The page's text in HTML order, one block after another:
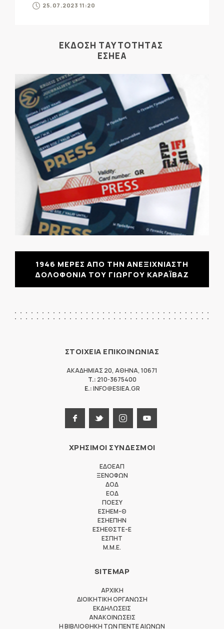
25.07.2023 11:20
ΕΚΔΟΣΗ ΤΑΥΤΟΤΗΤΑΣ
ΕΣΗΕΑ
1946 ΜΕΡΕΣ ΑΠΟ ΤΗΝ ΑΝΕΞΙΧΝΙΑΣΤΗ
ΔΟΛΟΦΟΝΙΑ ΤΟΥ ΓΙΩΡΓΟΥ ΚΑΡΑΪΒΑΖ
ΣΤΟΙΧΕΙΑ ΕΠΙΚΟΙΝΩΝΙΑΣ
ΑΚΑΔΗΜΙΑΣ 20, ΑΘΗΝΑ, 10671
T.: 210-3675400
E.:INFO@ESIEA.GR
ΧΡΗΣΙΜΟΙ ΣΥΝΔΕΣΜΟΙ
ΕΔΟΕΑΠ
ΞΕΝΟΦΩΝ
ΔΟΔ
ΕΟΔ
ΠΟΕΣΥ
ΕΣΗΕΜ-Θ
ΕΣΗΕΠΗΝ
ΕΣΗΕΘΣΤΕ-Ε
ΕΣΠΗΤ
M.M.E.
SITEMAP
ΑΡΧΙΚΗ
ΔΙΟΙΚΗΤΙΚΗ ΟΡΓΑΝΩΣΗ
ΕΚΔΗΛΩΣΕΙΣ
ΑΝΑΚΟΙΝΩΣΕΙΣ
Η ΒΙΒΛΙΟΘΗΚΗ ΤΩΝ ΠΕΝΤΕ ΑΙΩΝΩΝ